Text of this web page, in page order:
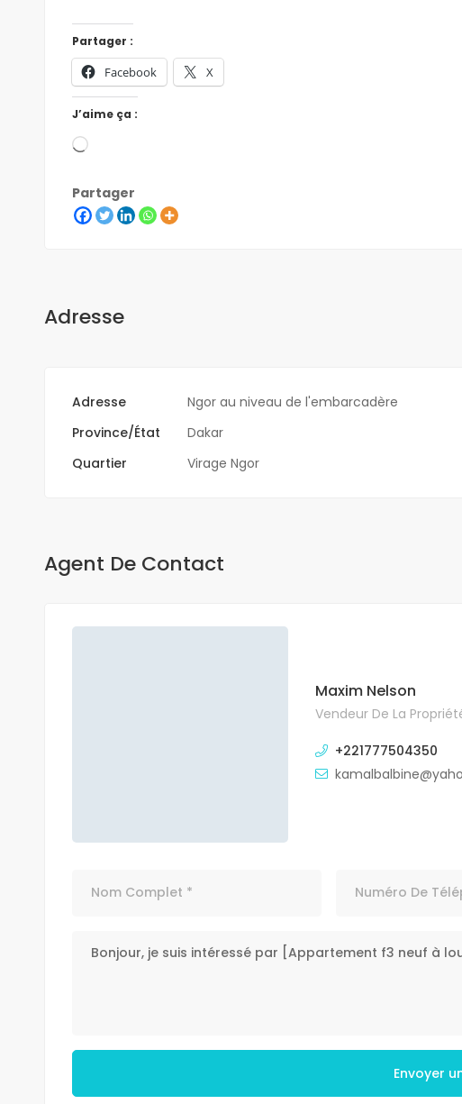
Partager :
Facebook X
J’aime ça :
Partager
Adresse
Adresse
Ngor au niveau de l'embarcadère
Province/État
Dakar
Quartier
Virage Ngor
Agent De Contact
Maxim Nelson
Vendeur De La
+221777504350
Envoyer